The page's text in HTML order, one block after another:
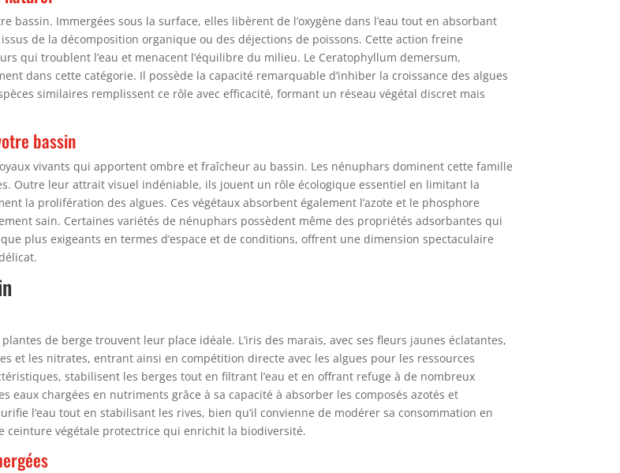
bassin. Immergées sous la surface, elles libèrent de l’oxygène dans l’eau tout en absorbant
de la décomposition organique ou des déjections de poissons. Cette action freine
qui troublent l’eau et menacent l’équilibre du milieu. Le Ceratophyllum demersum,
dans cette catégorie. Il possède la capacité remarquable d’inhiber la croissance des algues
similaires remplissent ce rôle avec efficacité, formant un réseau végétal discret mais
bassin
vivants qui apportent ombre et fraîcheur au bassin. Les nénuphars dominent cette famille
Outre leur attrait visuel indéniable, ils jouent un rôle écologique essentiel en limitant la
la prolifération des algues. Ces végétaux absorbent également l’azote et le phosphore
sain. Certaines variétés de nénuphars possèdent même des propriétés adsorbantes qui
plus exigeants en termes d’espace et de conditions, offrent une dimension spectaculaire
de berge trouvent leur place idéale. L’iris des marais, avec ses fleurs jaunes éclatantes,
et les nitrates, entrant ainsi en compétition directe avec les algues pour les ressources
stabilisent les berges tout en filtrant l’eau et en offrant refuge à de nombreux
eaux chargées en nutriments grâce à sa capacité à absorber les composés azotés et
l’eau tout en stabilisant les rives, bien qu’il convienne de modérer sa consommation en
ceinture végétale protectrice qui enrichit la biodiversité.